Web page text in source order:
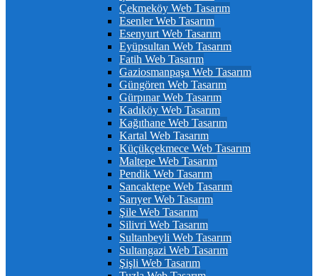
Çekmeköy Web Tasarım
Esenler Web Tasarım
Esenyurt Web Tasarım
Eyüpsultan Web Tasarım
Fatih Web Tasarım
Gaziosmanpaşa Web Tasarım
Güngören Web Tasarım
Gürpınar Web Tasarım
Kadıköy Web Tasarım
Kağıthane Web Tasarım
Kartal Web Tasarım
Küçükçekmece Web Tasarım
Maltepe Web Tasarım
Pendik Web Tasarım
Sancaktepe Web Tasarım
Sarıyer Web Tasarım
Şile Web Tasarım
Silivri Web Tasarım
Sultanbeyli Web Tasarım
Sultangazi Web Tasarım
Şişli Web Tasarım